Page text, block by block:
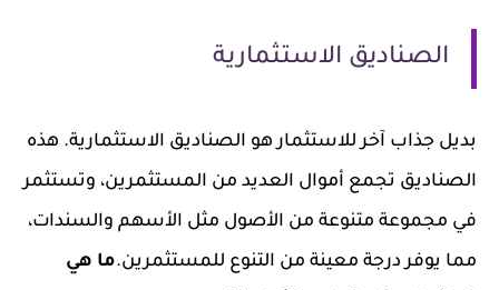
الصناديق الاستثمارية
بديل جذاب آخر للاستثمار هو الصناديق الاستثمارية. هذه
الصناديق تجمع أموال العديد من المستثمرين، وتستثمر
في مجموعة متنوعة من الأصول مثل الأسهم والسندات،
مما يوفر درجة معينة من التنوع للمستثمرين.ما هي